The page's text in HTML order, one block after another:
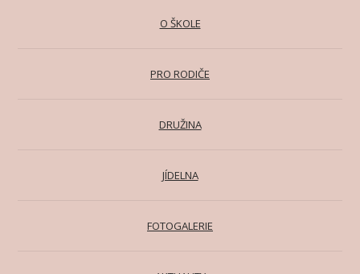
O ŠKOLE
PRO RODIČE
DRUŽINA
JÍDELNA
FOTOGALERIE